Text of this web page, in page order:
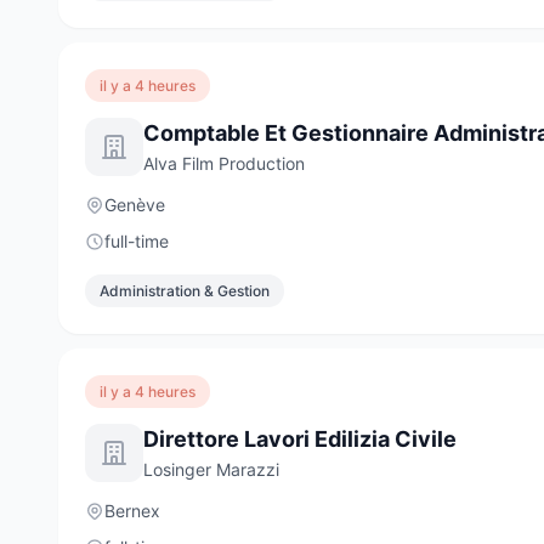
il y a 4 heures
Comptable Et Gestionnaire
Alva Film Production
Genève
full-time
Administration & Gestion
il y a 4 heures
Direttore Lavori Edilizia Civile
Losinger Marazzi
Bernex